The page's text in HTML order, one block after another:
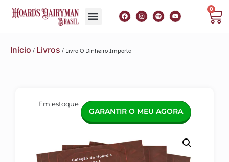
0
Início / Livros / Livro O Dinheiro Importa
Em estoque
GARANTIR O MEU AGORA